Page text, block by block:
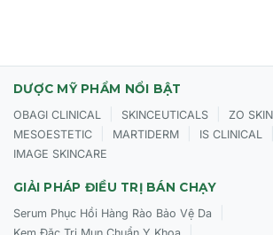
DƯỢC MỸ PHẨM NỔI BẬT
OBAGI CLINICAL SKINCEUTICALS ZO
MESOESTETIC MARTIDERM IS CLINICAL
IMAGE SKINCARE
GIẢI PHÁP ĐIỀU TRỊ BÁN CHẠY
Serum Phục Hồi Hàng Rào Bảo Vệ Da